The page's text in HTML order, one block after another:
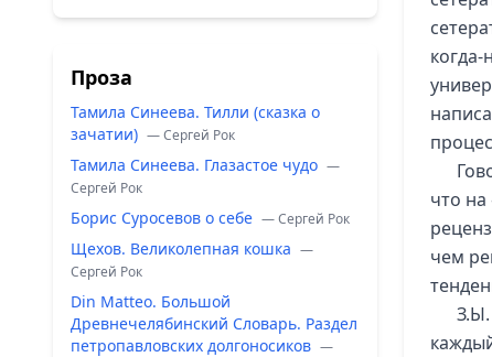
Проза
Тамила Синеева. Тилли (сказка о
зачатии) — Сергей Рок
Тамила Синеева. Глазастое чудо —
Сергей Рок
Борис Суросевов о себе — Сергей Рок
Щехов. Великолепная кошка —
Сергей Рок
Din Matteo. Большой
Древнечелябинский Словарь. Раздел
петропавловских долгоносиков —
когда-
что
чем